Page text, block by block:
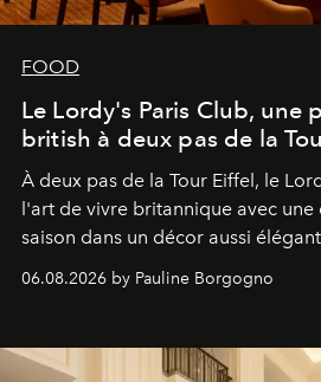
FOOD
Le Lordy's Paris Club, une
british à deux pas de la
À deux pas de la Tour Eiffel, le
l'art de vivre britannique avec une
saison dans un décor aussi
06.08.2026 by Pauline Borgogno